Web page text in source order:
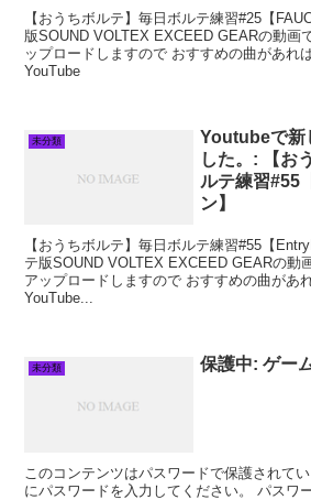
【おうちボルテ】毎日ボルテ練習#25【
版SOUND VOLTEX EXCEED GEARの動画
ップロードしますので おすすめの曲があれ
YouTube
未分類
Youtubeで新
した。: 【お
ルテ練習#55
ン】
【おうちボルテ】毎日ボルテ練習#55【
テ版SOUND VOLTEX EXCEED GEARの動
アップロードしますので おすすめの曲があ
YouTube...
未分類 保護中: ゲー
このコンテンツはパスワードで保護されて
にパスワードを入力してください。 パスワ